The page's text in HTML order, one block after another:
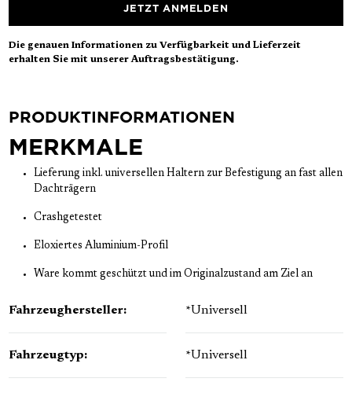
JETZT ANMELDEN
Die genauen Informationen zu Verfügbarkeit und Lieferzeit
erhalten Sie mit unserer Auftragsbestätigung.
PRODUKTINFORMATIONEN
MERKMALE
Lieferung inkl. universellen Haltern zur Befestigung an fast allen
Dachträgern
Crashgetestet
Eloxiertes Aluminium-Profil
Ware kommt geschützt und im Originalzustand am Ziel an
Fahrzeughersteller: *Universell
Fahrzeugtyp: *Universell